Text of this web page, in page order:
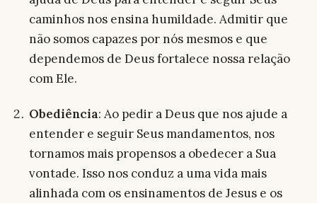
caminhos nos ensina humildade. Admitir que
não somos capazes por nós mesmos e que
dependemos de Deus fortalece nossa relação
com Ele.
Obediência: Ao pedir a Deus que nos ajude a
entender e seguir Seus mandamentos, nos
tornamos mais propensos a obedecer a Sua
vontade. Isso nos conduz a uma vida mais
alinhada com os ensinamentos de Jesus e os